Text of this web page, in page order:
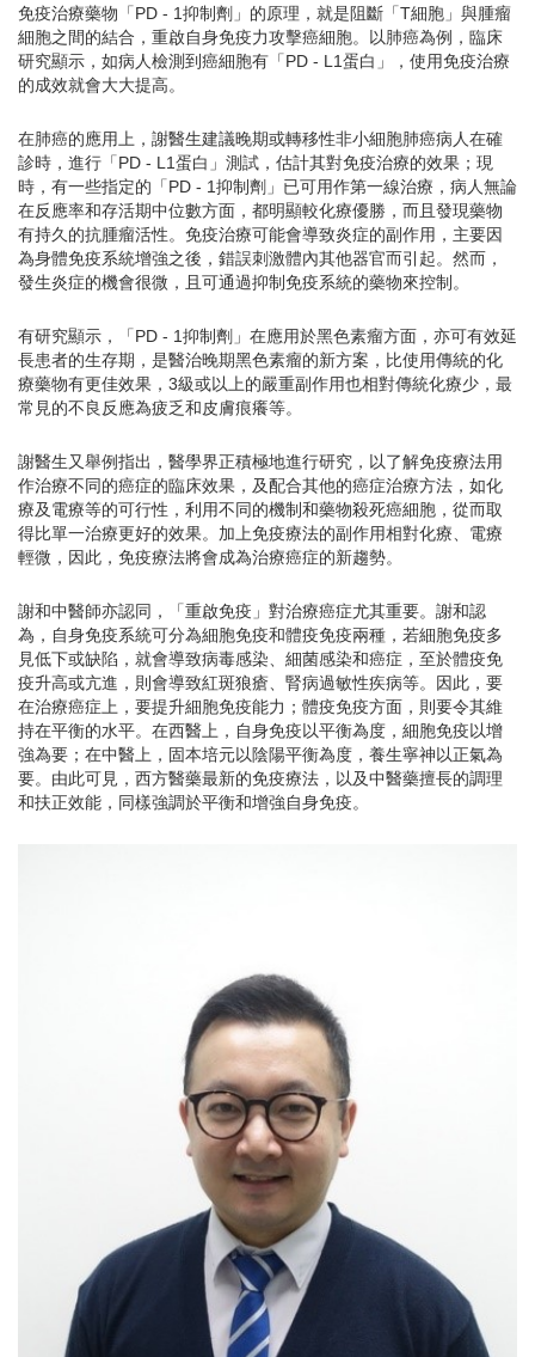
免疫治療藥物「PD - 1抑制劑」的原理，就是阻斷「T細胞」與腫瘤
細胞之間的結合，重啟自身免疫力攻擊癌細胞。以肺癌為例，臨床
研究顯示，如病人檢測到癌細胞有「PD - L1蛋白」，使用免疫治療
的成效就會大大提高。
在肺癌的應用上，謝醫生建議晚期或轉移性非小細胞肺癌病人在確
診時，進行「PD - L1蛋白」測試，估計其對免疫治療的效果；現
時，有一些指定的「PD - 1抑制劑」已可用作第一線治療，病人無論
在反應率和存活期中位數方面，都明顯較化療優勝，而且發現藥物
有持久的抗腫瘤活性。免疫治療可能會導致炎症的副作用，主要因
為身體免疫系統增強之後，錯誤刺激體內其他器官而引起。然而，
發生炎症的機會很微，且可通過抑制免疫系統的藥物來控制。
有研究顯示，「PD - 1抑制劑」在應用於黑色素瘤方面，亦可有效延
長患者的生存期，是醫治晚期黑色素瘤的新方案，比使用傳統的化
療藥物有更佳效果，3級或以上的嚴重副作用也相對傳統化療少，最
常見的不良反應為疲乏和皮膚痕癢等。
謝醫生又舉例指出，醫學界正積極地進行研究，以了解免疫療法用
作治療不同的癌症的臨床效果，及配合其他的癌症治療方法，如化
療及電療等的可行性，利用不同的機制和藥物殺死癌細胞，從而取
得比單一治療更好的效果。加上免疫療法的副作用相對化療、電療
輕微，因此，免疫療法將會成為治療癌症的新趨勢。
謝和中醫師亦認同，「重啟免疫」對治療癌症尤其重要。謝和認
為，自身免疫系統可分為細胞免疫和體疫免疫兩種，若細胞免疫多
見低下或缺陷，就會導致病毒感染、細菌感染和癌症，至於體疫免
疫升高或亢進，則會導致紅斑狼瘡、腎病過敏性疾病等。因此，要
在治療癌症上，要提升細胞免疫能力；體疫免疫方面，則要令其維
持在平衡的水平。在西醫上，自身免疫以平衡為度，細胞免疫以增
強為要；在中醫上，固本培元以陰陽平衡為度，養生寧神以正氣為
要。由此可見，西方醫藥最新的免疫療法，以及中醫藥擅長的調理
和扶正效能，同樣強調於平衡和增強自身免疫。